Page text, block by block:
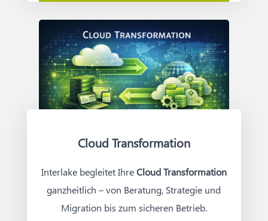
Cloud Transformation
Interlake begleitet IhreCloud Transformation
ganzheitlich – von Beratung, Strategie und
Migration bis zum sicheren Betrieb.